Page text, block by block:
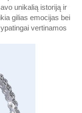
unikalią istoriją ir
gilias emocijas bei
vertinamos